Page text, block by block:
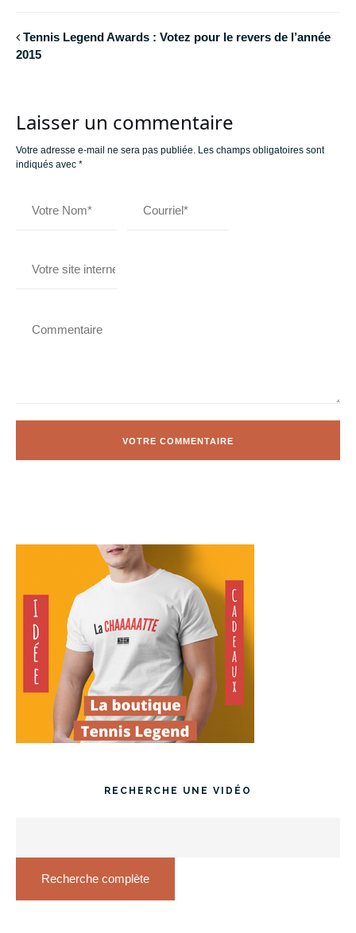
Tennis Legend Awards : Votez pour le revers de l’année
2015
Laisser un commentaire
Votre adresse e-mail ne sera pas publiée. Les champs obligatoires sont
indiqués avec *
RECHERCHE UNE VIDÉO
Recherche complète